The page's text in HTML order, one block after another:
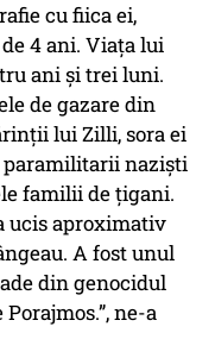
cu fiica ei,
4 ani. Viața lui
ani și trei luni.
de gazare din
lui Zilli, sora ei
paramilitarii naziști
familii de țigani.
ucis aproximativ
A fost unul
din genocidul
ne-a